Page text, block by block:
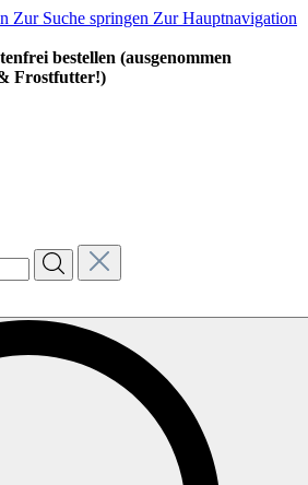
Zur Suche springen Zur Hauptnavigation
bestellen (ausgenommen
Frostfutter!)